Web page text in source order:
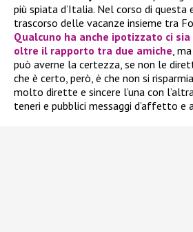
più spiata d’Italia. Nel corso di questa
trascorso delle vacanze insieme tra
Qualcuno ha anche ipotizzato ci
oltre il rapporto tra due amiche,
può averne la certezza, se non le
che è certo, però, è che non si
molto dirette e sincere l’una con
teneri e pubblici messaggi d’affetto e